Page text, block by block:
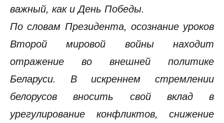
важный, как и День Победы.
По словам Президента, осознание уроков
Второй мировой войны находит
отражение во внешней политике
Беларуси. В искреннем стремлении
белорусов вносить свой вклад в
урегулирование конфликтов, снижение